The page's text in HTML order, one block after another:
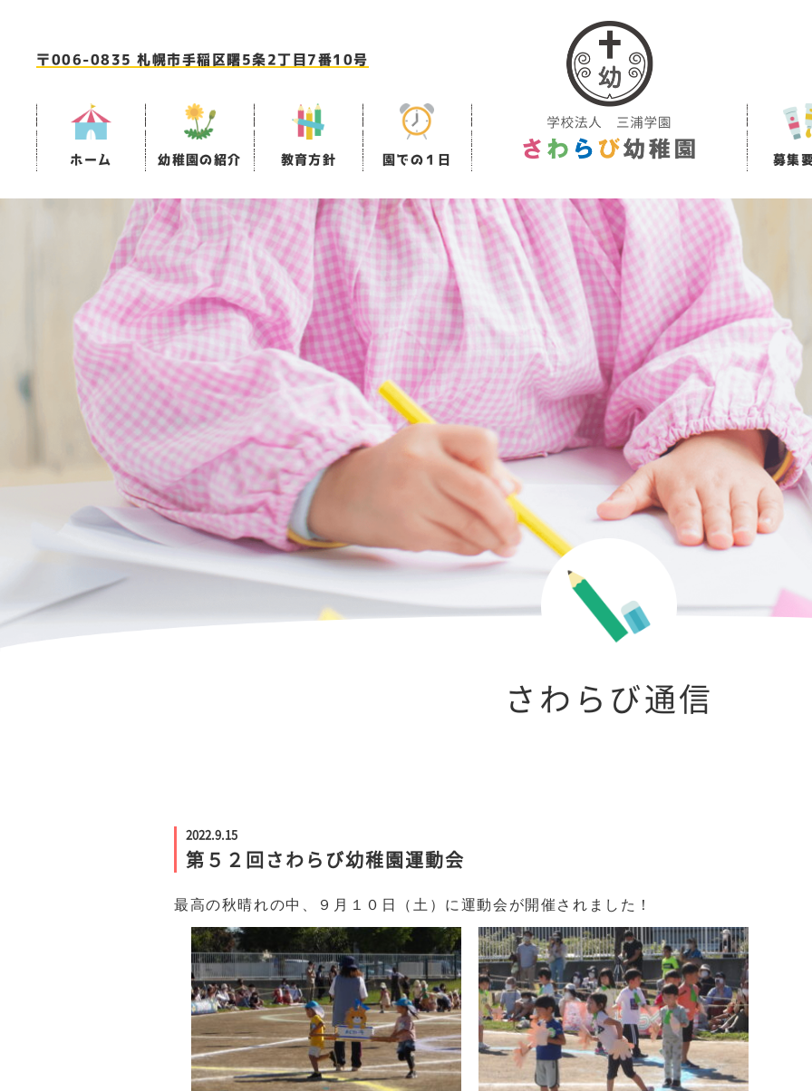
〒006-0835 札幌市手稲区曙5条2丁目7番10号
ホーム 幼稚園の紹介
園名の由来 当園ならではの主な活動 施設の紹介
教育方針
教育方針 教育目標
園での１日
1日の主な流れ 延長保育について 長期休業預かり保育に
募集
入園募集に際して 募集要項
ひよこクラブ 登園曜日について ひよこクラブ募集要
さわらび通信
2022.9.15
第５２回さわらび幼稚園運動会
最高の秋晴れの中、９月１０日（土）に 運動会が開催されました！